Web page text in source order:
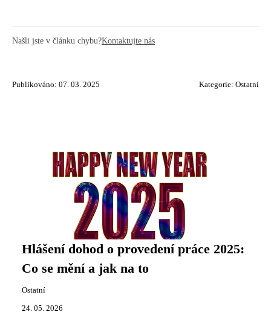
Našli jste v článku chybu?Kontaktujte nás
Publikováno: 07. 03. 2025 Kategorie: Ostatní
Hlášení dohod o provedení práce 2025:
Co se mění a jak na to
Ostatní
24. 05. 2026